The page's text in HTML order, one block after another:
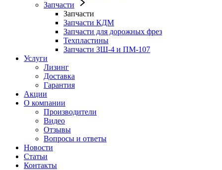
Запчасти
Запчасти
Запчасти КДМ
Запчасти для дорожных фрез
Техпластины
Запчасти ЗШ-4 и ПМ-107
Услуги
Лизинг
Доставка
Гарантия
Акции
О компании
Производители
Видео
Отзывы
Вопросы и ответы
Новости
Статьи
Контакты